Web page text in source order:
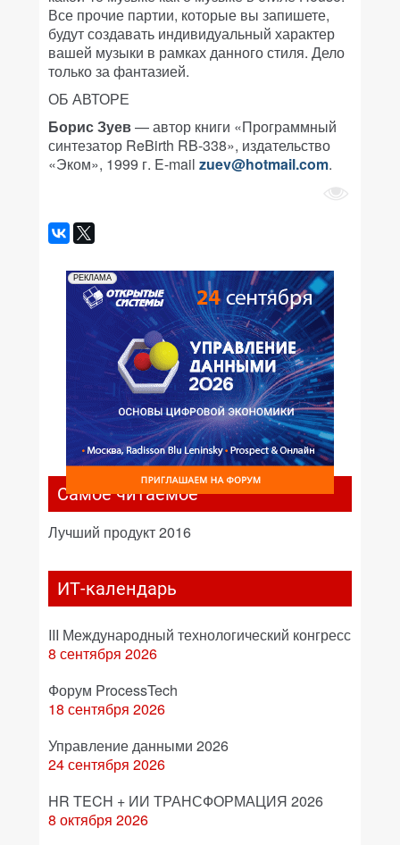
Все прочие партии, которые вы запишете,
будут создавать индивидуальный характер
вашей музыки в рамках данного стиля. Дело
только за фантазией.
ОБ АВТОРЕ
Борис Зуев— автор книги «Программный
синтезатор ReBirth RB-338», издательство
«Эком», 1999 г. E-mail zuev@hotmail.com.
РЕКЛАМА
Самое читаемое
Лучший продукт 2016
ИТ-календарь
III Международный технологический конгресс
8 сентября 2026
Форум ProcessTech
18 сентября 2026
Управление данными 2026
24 сентября 2026
HR TECH + ИИ ТРАНСФОРМАЦИЯ 2026
8 октября 2026